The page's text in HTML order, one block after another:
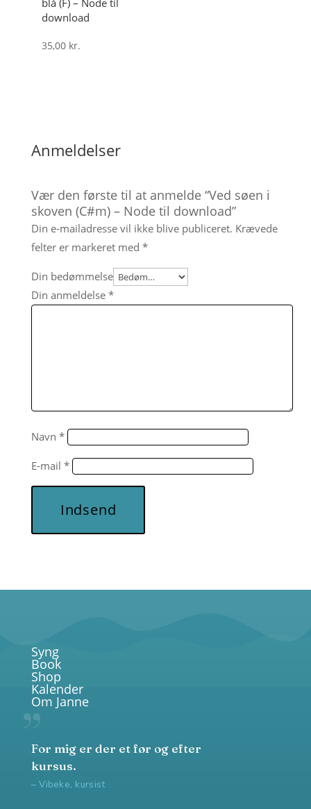
blå (F) – Node til
download
35,00 kr.
Anmeldelser
Vær den første til at anmelde “Ved søen i
skoven (C#m) – Node til download”
Din e-mailadresse vil ikke blive publiceret. Krævede
felter er markeret med *
Din bedømmelse
Din anmeldelse *
Navn *
E-mail *
Indsend
Syng
Book
Shop
Kalender
Om Janne
For mig er der et før og efter
kursus.
– Vibeke, kursist